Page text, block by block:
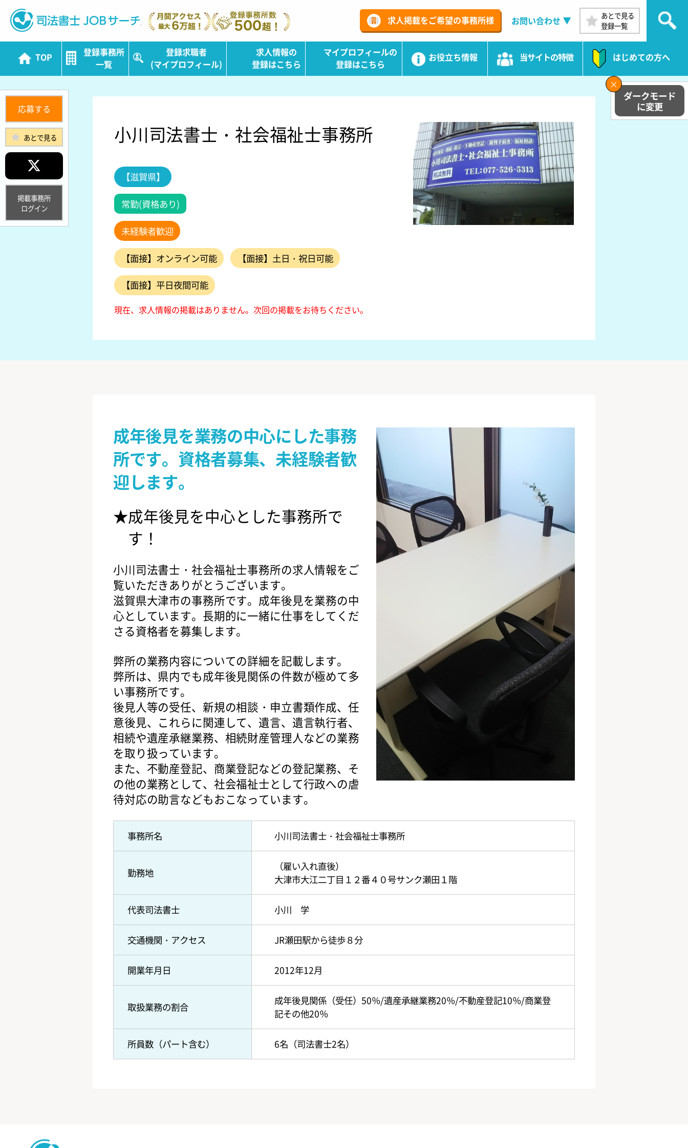
司法書士JOBサーチ 求人掲載をご希望の事務所様 お問い合わせ
あとで見る
登録一覧
TOP
登録事務所
一覧
登録求職者
(マイプロフィール)
求人情報の
登録はこちら
マイプロフィールの
登録はこちら
お役立ち情報 当サイトの特徴 はじめての方へ
小川司法書士・社会福祉士事務所
【滋賀県】
常勤(資格あり)
未経験者歓迎
【面接】オンライン可能 【面接】土日・祝日可能
【面接】平日夜間可能
現在、求人情報の掲載はありません。次回の掲載をお待ちください。
成年後見を業務の中心にした事務
所です。資格者募集、未経験者歓
迎します。
成年後見を中心とした事務所で
す！
小川司法書士・社会福祉士事務所の求人情報をご
覧いただきありがとうございます。
滋賀県大津市の事務所です。成年後見を業務の中
心としています。長期的に一緒に仕事をしてくだ
さる資格者を募集します。
弊所の業務内容についての詳細を記載します。
弊所は、県内でも成年後見関係の件数が極めて多
い事務所です。
後見人等の受任、新規の相談・申立書類作成、任
意後見、これらに関連して、遺言、遺言執行者、
相続や遺産承継業務、相続財産管理人などの業務
を取り扱っています。
また、不動産登記、商業登記などの登記業務、そ
の他の業務として、社会福祉士として行政への虐
待対応の助言などもおこなっています。
事務所名 小川司法書士・社会福祉士事務所
勤務地
（雇い入れ直後）
大津市大江二丁目１２番４０号サンク瀬田１階
代表司法書士 小川 学
交通機関・アクセス JR瀬田駅から徒歩８分
開業年月日 2012年12月
取扱業務の割合
成年後見関係（受任）50％/遺産承継業務20％/不動産登記10％/商業登
記その他20％
所員数（パート含む） 6名（司法書士2名）
応募する
あとで見る
掲載事務所
ログイン